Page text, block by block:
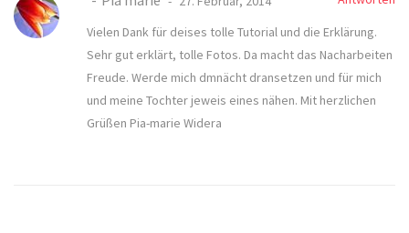
Vielen Dank für deises tolle Tutorial und die Erklärung.
Sehr gut erklärt, tolle Fotos. Da macht das Nacharbeiten
Freude. Werde mich dmnächt dransetzen und für mich
und meine Tochter jeweis eines nähen. Mit herzlichen
Grüßen Pia-marie Widera